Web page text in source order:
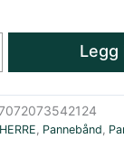
Legg
HERRE, Pannebånd,